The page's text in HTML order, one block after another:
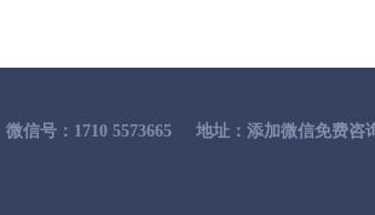
微信号：1710 5573665 地址：添加微信免费咨